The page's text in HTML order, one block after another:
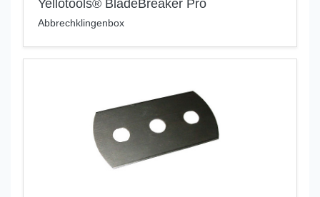
Yellotools® BladeBreaker Pro
Abbrechklingenbox